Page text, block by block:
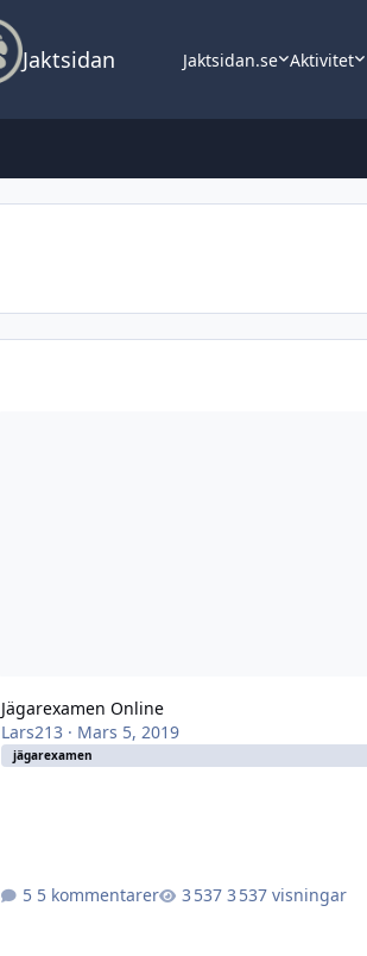
Jaktsidan Jaktsidan.se Aktivitet
Jägarexamen Online
Lars213 · Mars 5, 2019
jägarexamen
5 kommentarer 3 537 visningar